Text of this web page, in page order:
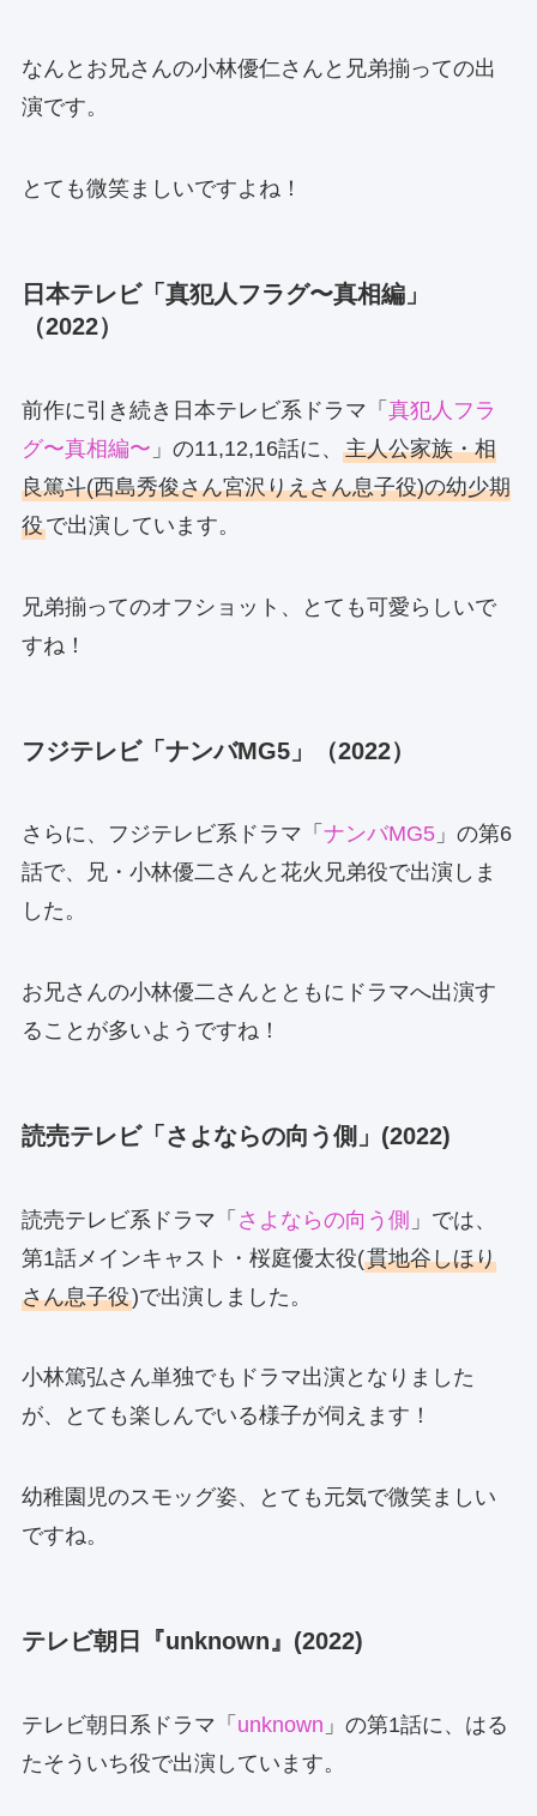
なんとお兄さんの小林優仁さんと兄弟揃っての出
演です。
とても微笑ましいですよね！
日本テレビ「真犯人フラグ〜真相編」
（2022）
前作に引き続き日本テレビ系ドラマ「 真犯人フラ
グ〜真相編〜 」の11,12,16話に、 主人公家族・相
良篤斗(西島秀俊さん宮沢りえさん息子役)の幼少期
役で出演しています。
兄弟揃ってのオフショット、とても可愛らしいで
すね！
フジテレビ「ナンバMG5」（2022）
さらに、フジテレビ系ドラマ「 ナンバMG5」の第6
話で、兄・小林優二さんと花火兄弟役で出演しま
した。
お兄さんの小林優二さんとともにドラマへ出演す
ることが多いようですね！
読売テレビ「さよならの向う側」(2022)
読売テレビ系ドラマ「 さよならの向う側 」では、
第1話メインキャスト・桜庭優太役(貫地谷しほり
さん息子役)で出演しました。
小林篤弘さん単独でもドラマ出演となりました
が、とても楽しんでいる様子が伺えます！
幼稚園児のスモッグ姿、とても元気で微笑ましい
ですね。
テレビ朝日『unknown』(2022)
テレビ朝日系ドラマ「 unknown 」の第1話に、はる
たそういち役で出演しています。